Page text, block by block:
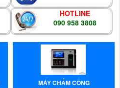
HOTLINE
090 958 3808
MÁY CHẤM CÔNG